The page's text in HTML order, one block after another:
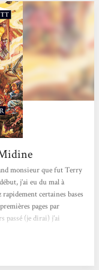
monsieur que fut Terry
j’ai eu du mal à
certaines bases
pages par
passé (je dirai) j’ai